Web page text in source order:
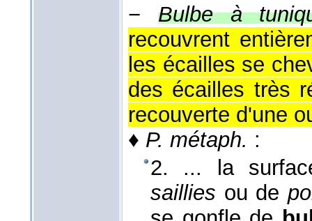
− Bulbe à
recouvrent
les écailles se
des écailles très
recouverte d'une
♦ P. métaph. :
2. ... la
saillies ou de